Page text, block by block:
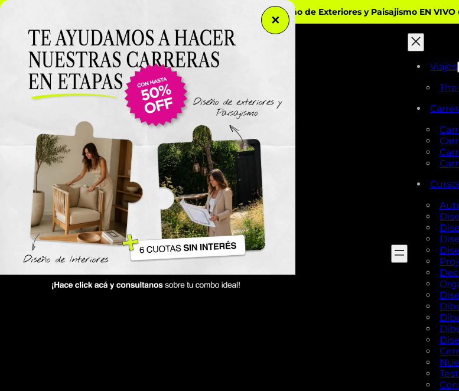
NUEVO LANZAMIENTO: Curso de Diseño de Exteriores y Paisajismo EN VIVO
Viajes
✕